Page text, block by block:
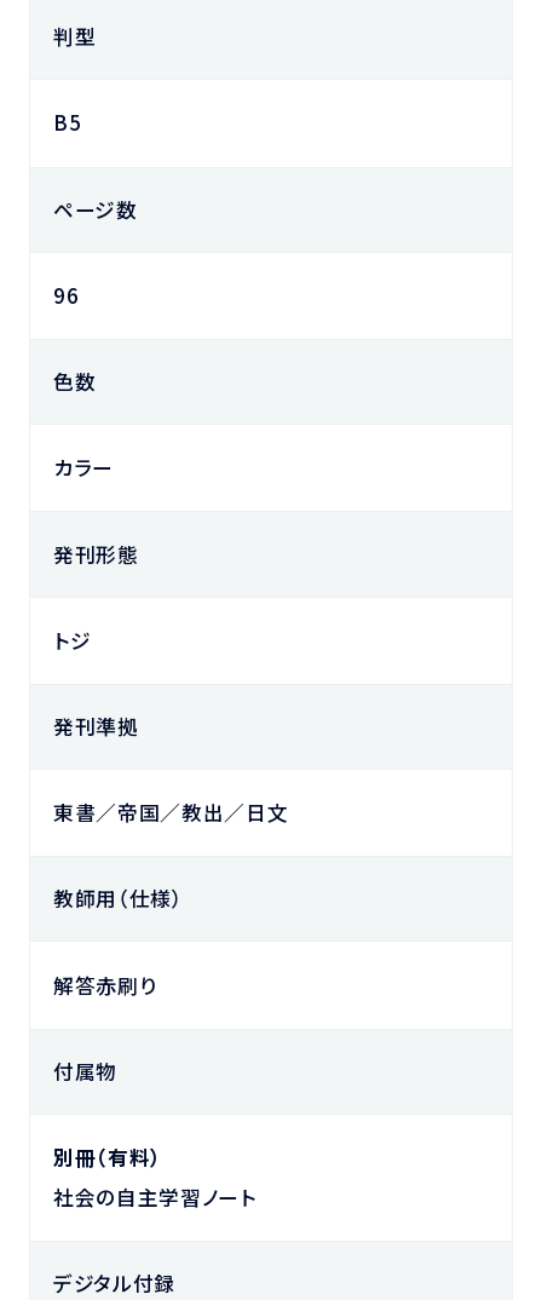
判型
B5
ページ数
96
色数
カラー
発刊形態
トジ
発刊準拠
東書／帝国／教出／日文
教師用（仕様）
解答赤刷り
付属物
別冊（有料）
社会の自主学習ノート
デジタル付録